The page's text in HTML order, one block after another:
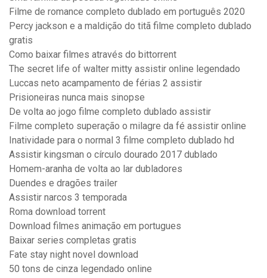
Filme de romance completo dublado em português 2020
Percy jackson e a maldição do titã filme completo dublado
gratis
Como baixar filmes através do bittorrent
The secret life of walter mitty assistir online legendado
Luccas neto acampamento de férias 2 assistir
Prisioneiras nunca mais sinopse
De volta ao jogo filme completo dublado assistir
Filme completo superação o milagre da fé assistir online
Inatividade para o normal 3 filme completo dublado hd
Assistir kingsman o círculo dourado 2017 dublado
Homem-aranha de volta ao lar dubladores
Duendes e dragões trailer
Assistir narcos 3 temporada
Roma download torrent
Download filmes animação em portugues
Baixar series completas gratis
Fate stay night novel download
50 tons de cinza legendado online